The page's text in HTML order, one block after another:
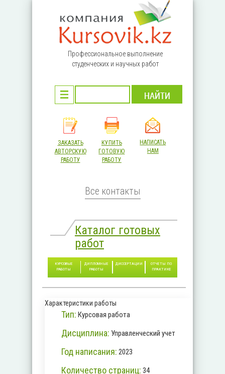
Профессиональное выполнение
студенческих и научных работ
ЗАКАЗАТЬ
АВТОРСКУЮ
РАБОТУ
КУПИТЬ
ГОТОВУЮ
РАБОТУ
НАПИСАТЬ
НАМ
Все контакты
Каталог готовых
работ
КУРСОВЫЕ
РАБОТЫ
ДИПЛОМНЫЕ
РАБОТЫ
ДИССЕРТАЦИИ
ОТЧЕТЫ ПО
ПРАКТИКЕ
Характеристики работы
Тип: Курсовая работа
Дисциплина: Управленческий учет
Год написания: 2023
Количество страниц: 34